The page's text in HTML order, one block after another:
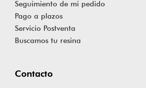
Contacto
Seguimiento de mi pedido
Pago a plazos
Servicio Postventa
Buscamos tu resina